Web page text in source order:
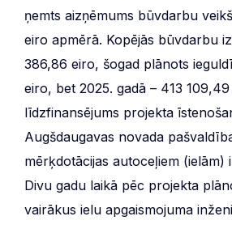
ņemts aizņēmums būvdarbu
eiro apmērā. Kopējās būvdarbu
386,86 eiro, šogad plānots
eiro, bet 2025. gadā – 413
līdzfinansējums projekta
Augšdaugavas novada
mērķdotācijas autoceļiem
Divu gadu laikā pēc projekta
vairākus ielu apgaismojuma